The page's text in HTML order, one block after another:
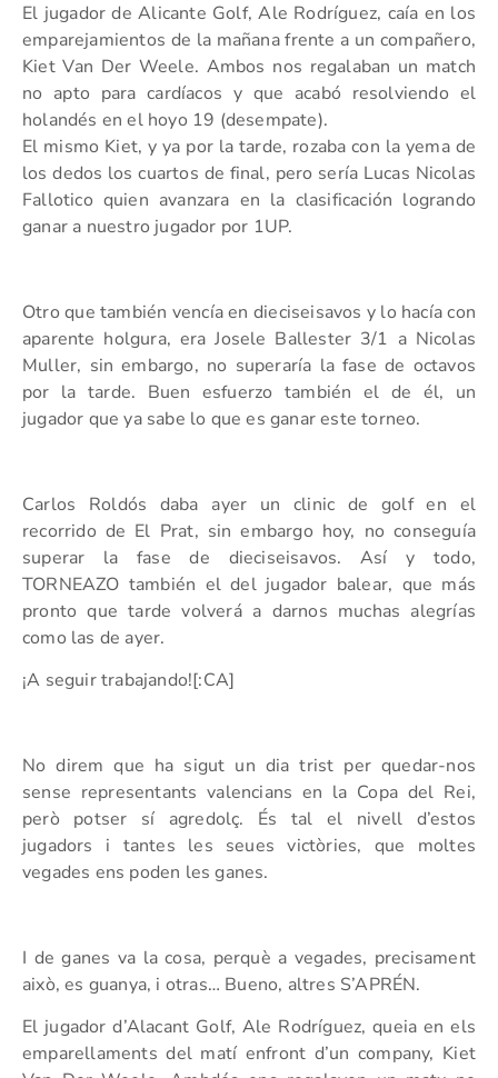
El jugador de Alicante Golf, Ale Rodríguez, caía en los
emparejamientos de la mañana frente a un compañero,
Kiet Van Der Weele. Ambos nos regalaban un match
no apto para cardíacos y que acabó resolviendo el
holandés en el hoyo 19 (desempate).
El mismo Kiet, y ya por la tarde, rozaba con la yema de
los dedos los cuartos de final, pero sería Lucas Nicolas
Fallotico quien avanzara en la clasificación logrando
ganar a nuestro jugador por 1UP.
Otro que también vencía en dieciseisavos y lo hacía con
aparente holgura, era Josele Ballester 3/1 a Nicolas
Muller, sin embargo, no superaría la fase de octavos
por la tarde. Buen esfuerzo también el de él, un
jugador que ya sabe lo que es ganar este torneo.
Carlos Roldós daba ayer un clinic de golf en el
recorrido de El Prat, sin embargo hoy, no conseguía
superar la fase de dieciseisavos. Así y todo,
TORNEAZO también el del jugador balear, que más
pronto que tarde volverá a darnos muchas alegrías
como las de ayer.
¡A seguir trabajando![:CA]
No direm que ha sigut un dia trist per quedar-nos
sense representants valencians en la Copa del Rei,
però potser sí agredolç. És tal el nivell d’estos
jugadors i tantes les seues victòries, que moltes
vegades ens poden les ganes.
I de ganes va la cosa, perquè a vegades, precisament
això, es guanya, i otras… Bueno, altres S’APRÉN.
El jugador d’Alacant Golf, Ale Rodríguez, queia en els
emparellaments del matí enfront d’un company, Kiet